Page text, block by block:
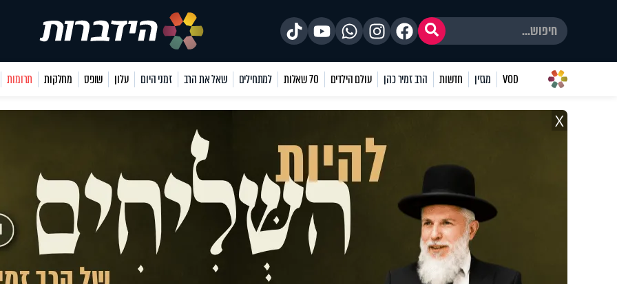
VOD מגזין חדשות הרב זמיר כהן עולם הילדים 70 שאלות למתחילים שאל את הרב זמני היום עלון שופס מחלקות תרומות
X